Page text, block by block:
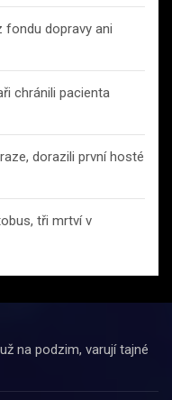
fondu dopravy ani
chránili pacienta
dorazili první hosté
tři mrtví v
na podzim, varují tajné